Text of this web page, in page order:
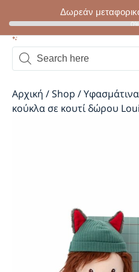
Δωρεάν
0%
Αρχική /Shop /
κούκλα σε κουτί δώρου